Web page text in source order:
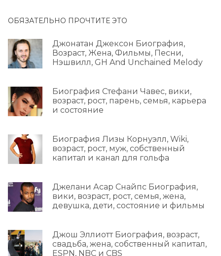
ОБЯЗАТЕЛЬНО ПРОЧТИТЕ ЭТО
Джонатан Джексон Биография,
Возраст, Жена, Фильмы, Песни,
Нэшвилл, GH And Unchained Melody
Биография Стефани Чавес, вики,
возраст, рост, парень, семья, карьера
и состояние
Биография Лизы Корнуэлл, Wiki,
возраст, рост, муж, собственный
капитал и канал для гольфа
Джелани Асар Снайпс Биография,
вики, возраст, рост, семья, жена,
девушка, дети, состояние и фильмы
Джош Эллиотт Биография, возраст,
свадьба, жена, собственный капитал,
ESPN, NBC и CBS